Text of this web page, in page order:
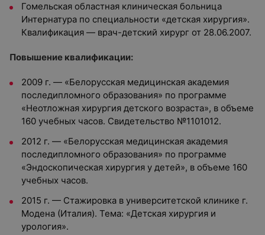
Гомельская областная клиническая больница
Интернатура по специальности «детская хирургия».
Квалификация — врач-детский хирург от 28.06.2007.
Повышение квалификации:
2009 г. — «Белорусская медицинская академия
последипломного образования» по программе
«Неотложная хирургия детского возраста», в объеме
160 учебных часов. Свидетельство №1101012.
2012 г. — «Белорусская медицинская академия
последипломного образования» по программе
«Эндоскопическая хирургия у детей», в объеме 160
учебных часов.
2015 г. — Стажировка в университетской клинике г.
Модена (Италия). Тема: «Детская хирургия и
урология».